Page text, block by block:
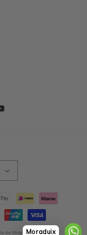
de ShopifyMoraduix